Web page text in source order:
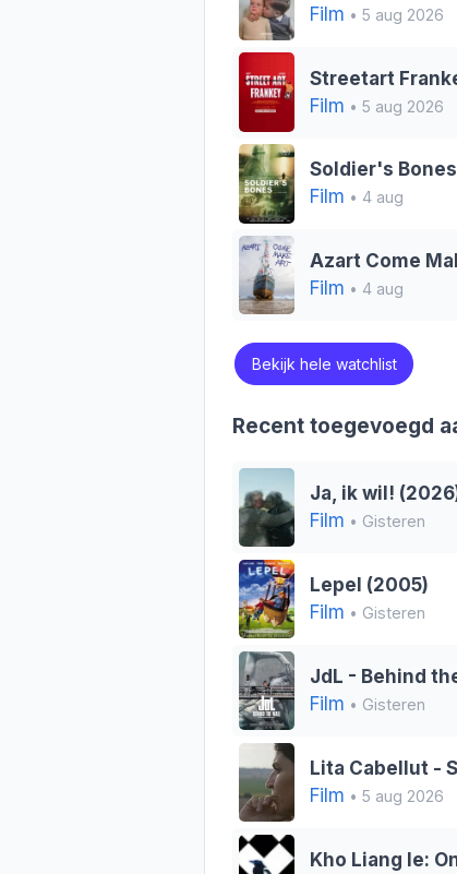
Film • 5 aug 2026
Streetart
Film • 5 aug 2026
Soldier's
Film • 4 aug
Azart Come
Film • 4 aug
Bekijk hele watchlist
Recent toegevoegd
Ja, ik wil!
Film • Gisteren
Lepel (2005)
Film • Gisteren
JdL - Behind
Film • Gisteren
Lita Cabellut -
Film • 5 aug 2026
Kho Liang Ie: